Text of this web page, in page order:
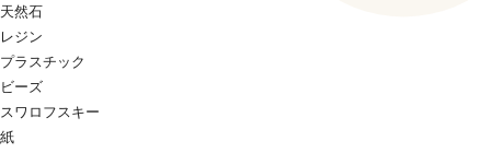
天然石
レジン
プラスチック
ビーズ
スワロフスキー
紙